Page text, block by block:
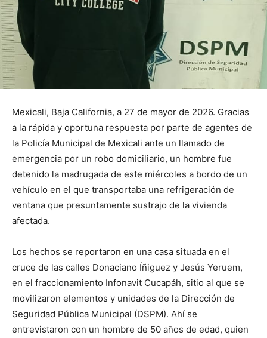
Mexicali, Baja California, a 27 de mayor de 2026. Gracias
a la rápida y oportuna respuesta por parte de agentes de
la Policía Municipal de Mexicali ante un llamado de
emergencia por un robo domiciliario, un hombre fue
detenido la madrugada de este miércoles a bordo de un
vehículo en el que transportaba una refrigeración de
ventana que presuntamente sustrajo de la vivienda
afectada.
Los hechos se reportaron en una casa situada en el
cruce de las calles Donaciano Íñiguez y Jesús Yeruem,
en el fraccionamiento Infonavit Cucapáh, sitio al que se
movilizaron elementos y unidades de la Dirección de
Seguridad Pública Municipal (DSPM). Ahí se
entrevistaron con un hombre de 50 años de edad, quien